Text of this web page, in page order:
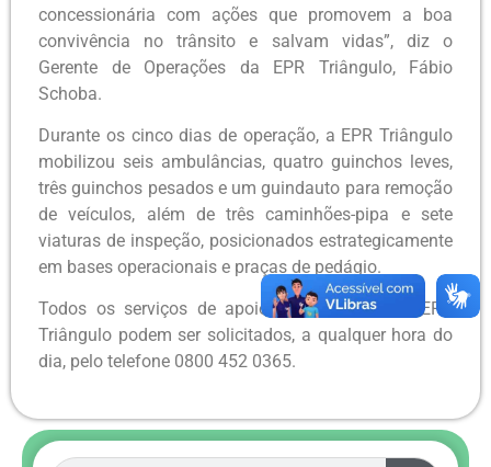
concessionária com ações que promovem a boa
convivência no trânsito e salvam vidas”, diz o
Gerente de Operações da EPR Triângulo, Fábio
Schoba.
Durante os cinco dias de operação, a EPR Triângulo
mobilizou seis ambulâncias, quatro guinchos leves,
três guinchos pesados e um guindauto para remoção
de veículos, além de três caminhões-pipa e sete
viaturas de inspeção, posicionados estrategicamente
em bases operacionais e praças de pedágio.
Todos os serviços de apoio aos usuários da EPR
Triângulo podem ser solicitados, a qualquer hora do
dia, pelo telefone 0800 452 0365.